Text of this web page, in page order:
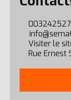
Visiter le
Rue Ernest